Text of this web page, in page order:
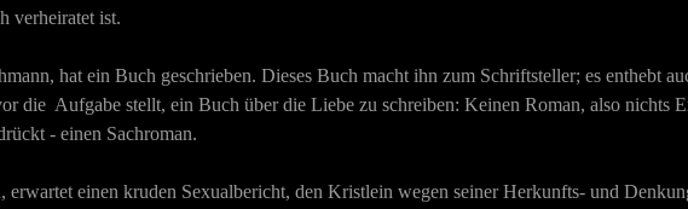
verheiratet ist.
hat ein Buch geschrieben. Dieses Buch macht ihn zum Schriftsteller; es enthebt
die Aufgabe stellt, ein Buch über die Liebe zu schreiben: Keinen Roman, also nichts
- einen Sachroman.
erwartet einen kruden Sexualbericht, den Kristlein wegen seiner Herkunfts- und